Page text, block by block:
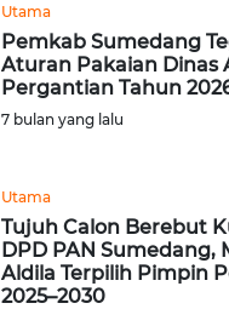
Utama
Pemkab Sumedang
Aturan Pakaian Dinas
Pergantian Tahun
7 bulan yang lalu
Utama
Tujuh Calon Berebut
DPD PAN Sumedang,
Aldila Terpilih Pimpin
2025–2030